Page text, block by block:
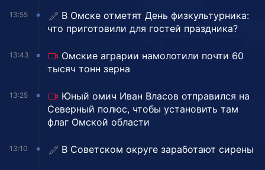
13:55
В Омске отметят День физкультурника:
что приготовили для гостей праздника?
13:43
Омские аграрии намолотили почти 60
тысяч тонн зерна
13:25
Юный омич Иван Власов отправился на
Северный полюс, чтобы установить там
флаг Омской области
13:10 В Советском округе заработают сирены